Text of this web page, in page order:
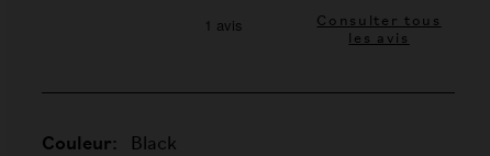
Consulter tous
les avis
Couleur: Black